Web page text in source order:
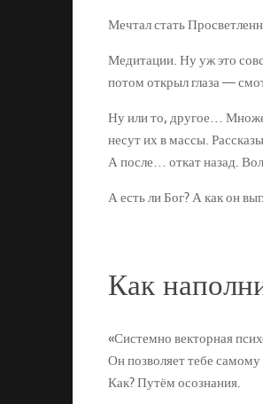
Мечтал стать
Медитации. Ну уж это
потом открыл глаза —
Ну или то, другое…
несут их в массы.
А после… откат назад.
А есть ли Бог? А как он
Как
«Системно векторная
Он позволяет тебе
Как? Путём осознания.